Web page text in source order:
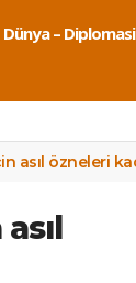
Dünya – Diplomasi
asıl özneleri